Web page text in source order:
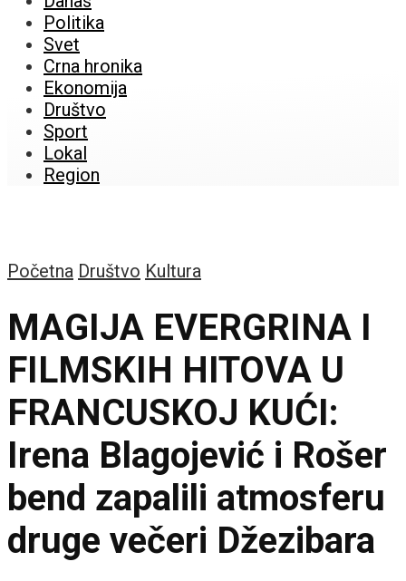
Politika
Svet
Crna hronika
Ekonomija
Društvo
Sport
Lokal
Region
Početna Društvo Kultura
MAGIJA EVERGRINA I
FILMSKIH HITOVA U
FRANCUSKOJ KUĆI:
Irena Blagojević i Rošer
bend zapalili atmosferu
druge večeri Džezibara